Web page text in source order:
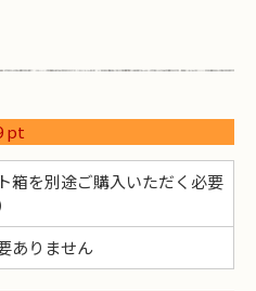
pt
箱を別途ご購入いただく必要
ありません